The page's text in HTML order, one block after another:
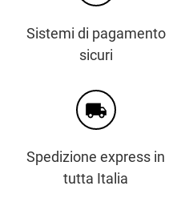
Sistemi di pagamento
sicuri
local_shipping
Spedizione express in
tutta Italia